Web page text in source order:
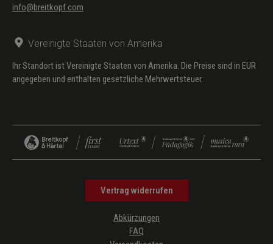
info@breitkopf.com
Vereinigte Staaten von Amerika
Ihr Standort ist Vereinigte Staaten von Amerika. Die Preise sind in EUR
angegeben und enthalten gesetzliche Mehrwertsteuer.
Vertrag widerrufen
Abkürzungen
FAQ